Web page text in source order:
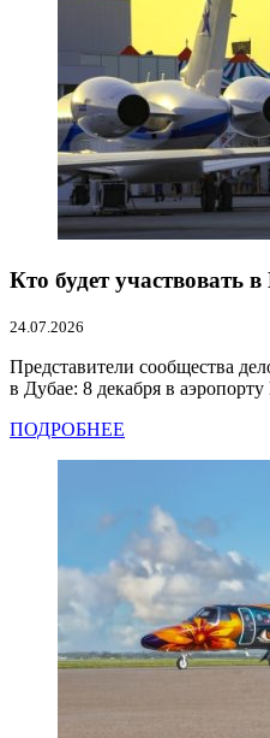
Кто будет участвовать
24.07.2026
Представители сообщества
в Дубае: 8 декабря в
ПОДРОБНЕЕ